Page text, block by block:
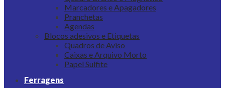
Marcadores e Apagadores
Pranchetas
Agendas
Blocos adesivos e Etiquetas
Quadros de Aviso
Caixas e Arquivo Morto
Papel Sulfite
Ferragens